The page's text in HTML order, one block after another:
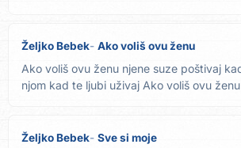
Željko Bebek Ako voliš ovu ženu
Ako voliš ovu ženu njene suze poštivaj
njom kad te ljubi uživaj Ako voliš ovu
Željko Bebek Sve si moje